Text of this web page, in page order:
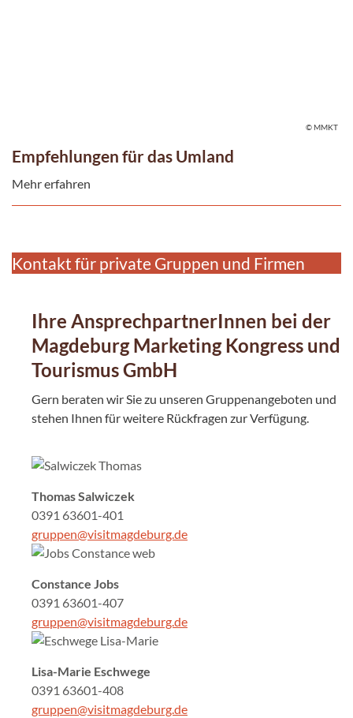
Empfehlungen für das Umland
Mehr erfahren
© MMKT
Kontakt für private Gruppen und Firmen
Ihre AnsprechpartnerInnen bei der
Magdeburg Marketing Kongress und
Tourismus GmbH
Gern beraten wir Sie zu unseren Gruppenangeboten und
stehen Ihnen für weitere Rückfragen zur Verfügung.
Thomas Salwiczek
0391 63601-401
gruppen@visitmagdeburg.de
Constance Jobs
0391 63601-407
gruppen@visitmagdeburg.de
Lisa-Marie Eschwege
0391 63601-408
gruppen@visitmagdeburg.de